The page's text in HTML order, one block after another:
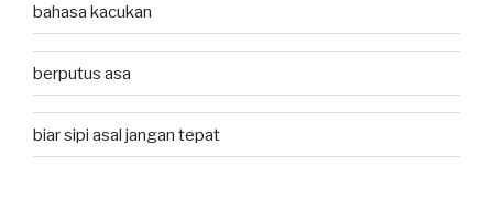
bahasa kacukan
berputus asa
biar sipi asal jangan tepat